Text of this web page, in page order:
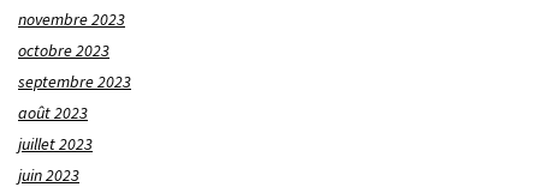
novembre 2023
octobre 2023
septembre 2023
août 2023
juillet 2023
juin 2023